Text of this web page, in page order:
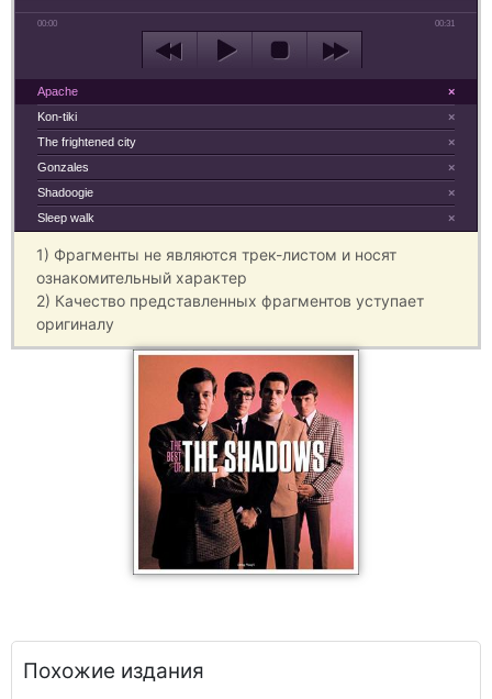
00:00 00:31
×
Apache
×
Kon-tiki
×
The frightened city
×
Gonzales
×
Shadoogie
×
Sleep walk
1) Фрагменты не являются трек-листом и носят
ознакомительный характер
2) Качество представленных фрагментов уступает
оригиналу
Похожие издания